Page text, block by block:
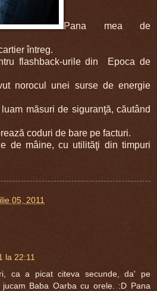
Pana mea de
întreg.
flashback-urile din Epoca de
norocul unei surse de energie
măsuri de siguranţă, căutând
coduri de bare pe facturi.
de mâine, cu utilităţi din timpuri
05, 2011
la 22:11
ca a picat citeva secunde, da' pe
Baba Oarba cu orele. :D Pana